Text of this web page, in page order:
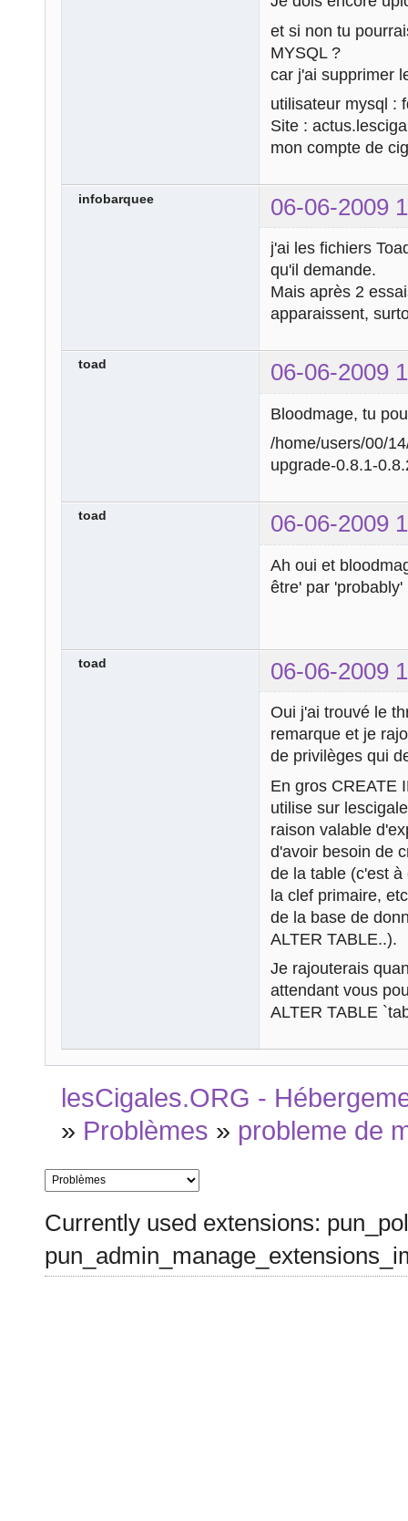
et si non tu
MYSQL ?
car j'ai supprimer
utilisateur mysql :
Site :
mon compte de
infobarquee 06-06-2009
j'ai les fichiers
qu'il demande.
Mais après 2
apparaissent,
toad 06-06-2009
Bloodmage, tu
/home/users/00/
upgrade-0.8.1-
toad 06-06-2009
Ah oui et
être' par
toad 06-06-2009
Oui j'ai trouvé le
remarque et je
de privilèges qui
En gros CREATE
utilise sur
raison valable
d'avoir besoin de
de la table (c'est
la clef primaire,
de la base de
ALTER TABLE..).
Je rajouterais
attendant vous
ALTER TABLE
lesCigales.ORG -
» Problèmes » probleme de
Currently used extensions: